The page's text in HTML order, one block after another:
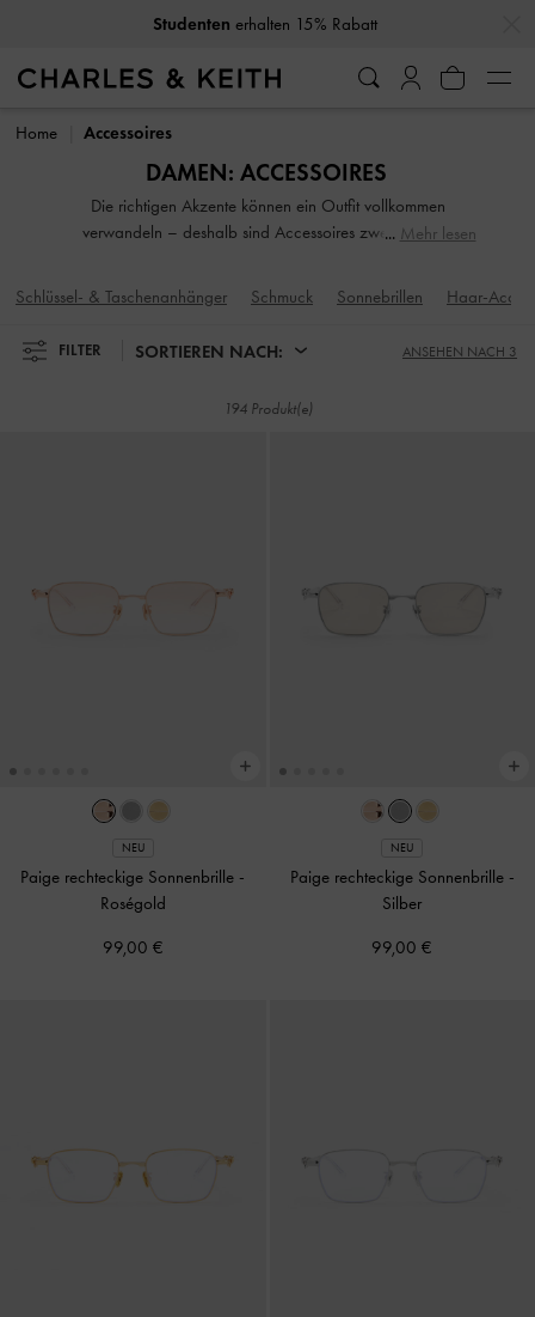
10% Rabattwenn Sie unseren Newsletter abonnieren*
10% Rabatt wenn Sie unseren Newsletter abonnieren*
Home Accessoires
DAMEN: ACCESSOIRES
Die richtigen Akzente können ein Outfit vollkommen
verwandeln – deshalb sind Accessoires zweifellos ein
zusammengestellten Looks. Von Schmuck und Sonnenbrillen
bis hin zu Tech-Accessoires bietet unsere Kollektion an
Mehr lesen
Schlüssel- & Taschenanhänger Schmuck Sonnebrillen Haar-
FILTER SORTIEREN NACH: ANSEHEN NACH 3
194 Produkt(e)
NEU
Paige rechteckige Sonnenbrille -
Roségold
99,00 €
NEU
Paige rechteckige Sonnenbrille -
Silber
99,00 €